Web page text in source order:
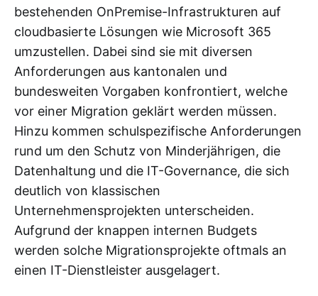
bestehenden OnPremise-Infrastrukturen auf
cloudbasierte Lösungen wie Microsoft 365
umzustellen. Dabei sind sie mit diversen
Anforderungen aus kantonalen und
bundesweiten Vorgaben konfrontiert, welche
vor einer Migration geklärt werden müssen.
Hinzu kommen schulspezifische Anforderungen
rund um den Schutz von Minderjährigen, die
Datenhaltung und die IT-Governance, die sich
deutlich von klassischen
Unternehmensprojekten unterscheiden.
Aufgrund der knappen internen Budgets
werden solche Migrationsprojekte oftmals an
einen IT-Dienstleister ausgelagert.